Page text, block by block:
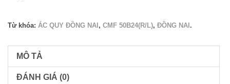
Từ khóa: ÁC QUY ĐỒNG NAI, CMF 50B24(R/L), ĐỒNG NAI.
MÔ TẢ
ĐÁNH GIÁ (0)